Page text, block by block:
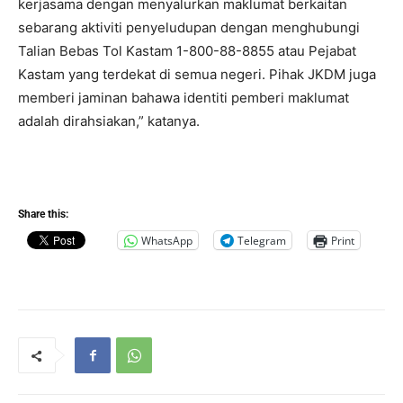
kerjasama dengan menyalurkan maklumat berkaitan
sebarang aktiviti penyeludupan dengan menghubungi
Talian Bebas Tol Kastam 1-800-88-8855 atau Pejabat
Kastam yang terdekat di semua negeri. Pihak JKDM juga
memberi jaminan bahawa identiti pemberi maklumat
adalah dirahsiakan,” katanya.
Share this:
WhatsApp Telegram Print